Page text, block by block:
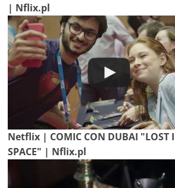
| Nflix.pl
Netflix | COMIC CON DUBAI "LOST
SPACE" | Nflix.pl